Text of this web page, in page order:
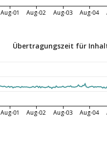
Aug-01 Aug-02 Aug-03 Aug-04
Übertragungszeit für
Aug-01 Aug-02 Aug-03 Aug-04